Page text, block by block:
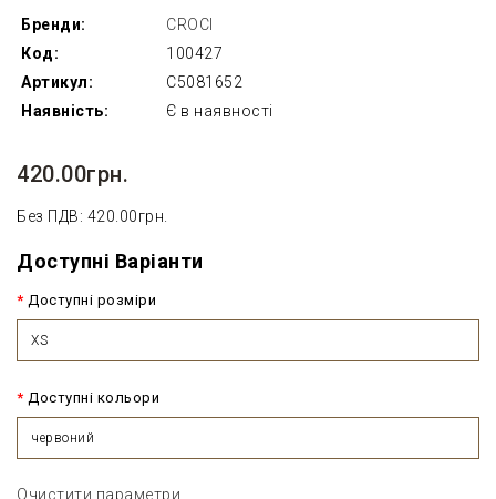
Бренди:
CROCI
Код:
100427
Артикул:
C5081652
Наявність:
Є в наявності
420.00грн.
Без ПДВ: 420.00грн.
Доступні Варіанти
Доступні розміри
XS
Доступні кольори
червоний
Очистити параметри